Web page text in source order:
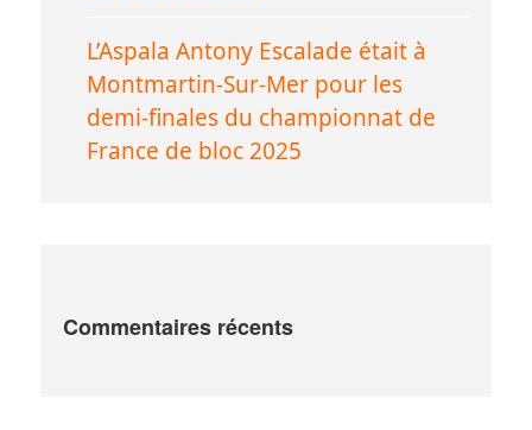
L’Aspala Antony Escalade était à
Montmartin-Sur-Mer pour les
demi-finales du championnat de
France de bloc 2025
Commentaires récents